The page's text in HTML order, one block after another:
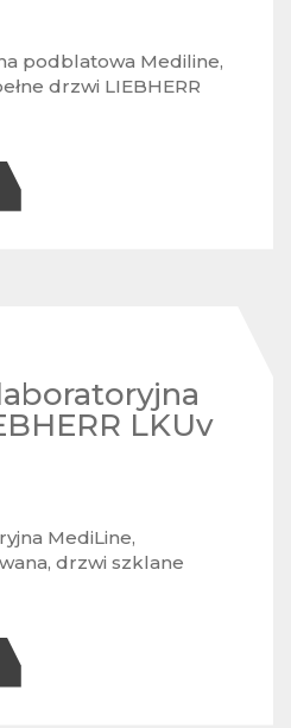
podblatowa Mediline,
drzwi LIEBHERR
LKUv
MediLine,
drzwi szklane